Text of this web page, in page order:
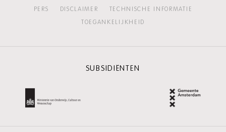
PERS
DISCLAIMER
TECHNISCHE INFORMATIE
TOEGANKELIJKHEID
SUBSIDIËNTEN